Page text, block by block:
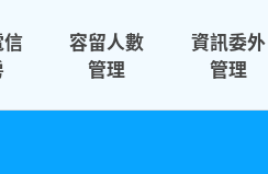
容留人數
管理
資訊委外
管理